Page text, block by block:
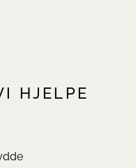
HJELPE